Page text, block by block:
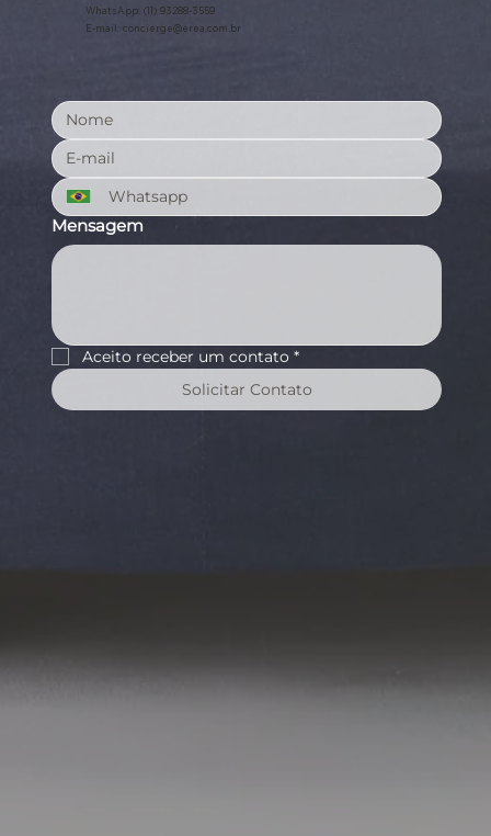
WhatsApp: (11) 93288-3559
E-mail:concierge@erea.com.br
Mensagem
Aceito receber um contato *
Solicitar Contato